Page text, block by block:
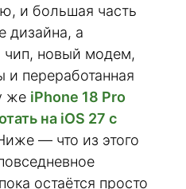
и большая часть
дизайна, а
чип, новый модем,
и переработанная
же iPhone 18 Pro
на iOS 27 с
— что из этого
остаётся просто